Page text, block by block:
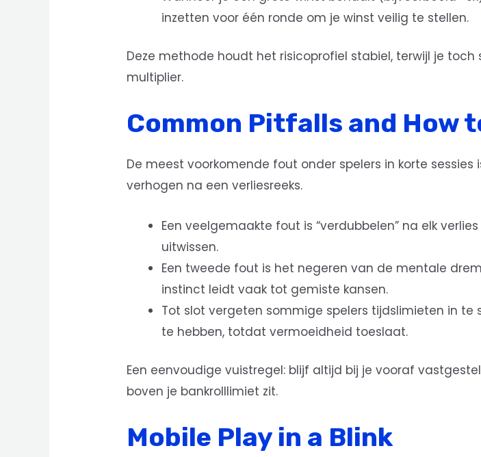
inzetten voor één ronde om je winst veilig te stellen.
Deze methode houdt het risicoprofiel stabiel, terwijl je
multiplier.
Common Pitfalls and How
De meest voorkomende fout onder spelers in korte
verhogen na een verliesreeks.
Een veelgemaakte fout is “verdubbelen” na elk
uitwissen.
Een tweede fout is het negeren van de mentale
instinct leidt vaak tot gemiste kansen.
Tot slot vergeten sommige spelers tijdslimieten in te
te hebben, totdat vermoeidheid toeslaat.
Een eenvoudige vuistregel: blijf altijd bij je vooraf
boven je bankrolllimiet zit.
Mobile Play in a Blink